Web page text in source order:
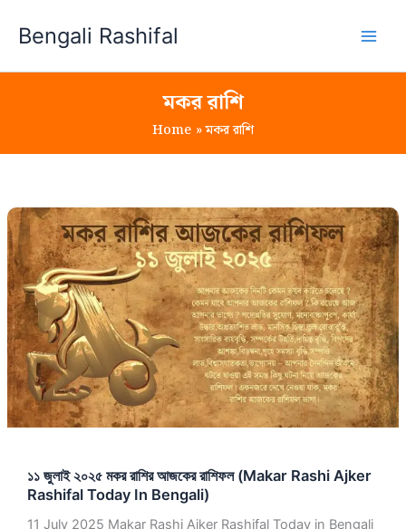
Bengali Rashifal
মকর রাশি
Home মকর রাশি
১১ জুলাই ২০২৫ মকর রাশির আজকের রাশিফল (Makar Rashi Ajker
Rashifal Today In Bengali)
11 July 2025 Makar Rashi Ajker Rashifal Today in Bengali
১১
জুলাই
২০২৫
মকর
রাশির
আজকের
রাশিফল
(Makar
Rashi
Ajker
In
Bengali)